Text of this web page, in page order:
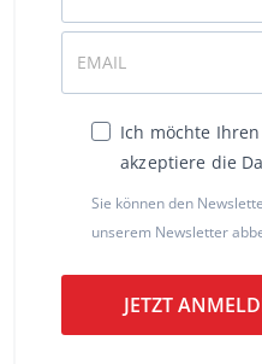
Ich möchte
akzeptiere die
Sie können den
unserem Newsletter
JETZT